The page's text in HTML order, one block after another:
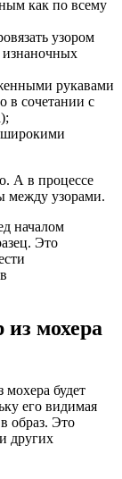
как по всему
узором
рукавами
в сочетании с
широкими
А в процессе
между узорами.
началом
Это
мохера
будет
его видимая
образ. Это
других